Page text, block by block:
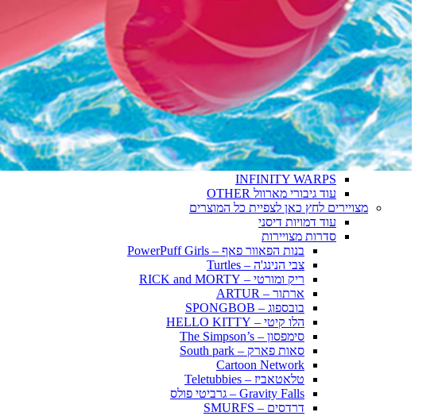
אירון מן – IRON MAN
קפטן אמריקה – Captain America
טור – THOR
לוקי – LOKI
הענק הירוק – HULK
דד פול – DeadPool
Scarlet witch / VISION
אקס מן X-MAN
הפנטר השחור – Black Panther
ונום – VENOM
סטאר לורד – STAR LORD
קפטן מארוול – Captain Marvel
INFINITY WARPS
עוד גיבורי מארוול OTHER
מצויירים לחץ כאן לצפיית כל המוצרים
עוד דמויות דיסני
סדרות מצויירות
בנות הפאוור פאף – PowerPuff Girls
צבי הנינג'ה – Turtles
ריק ומורטי – RICK and MORTY
ארתור – ARTUR
בובספוג – SPONGBOB
הלו קיטי – HELLO KITTY
סימפסון – The Simpson’s
סאות פארק – South park
Cartoon Network
טלאטאביז – Teletubbies
Gravity Falls – גרביטי פולס
דרדסים – SMURFS